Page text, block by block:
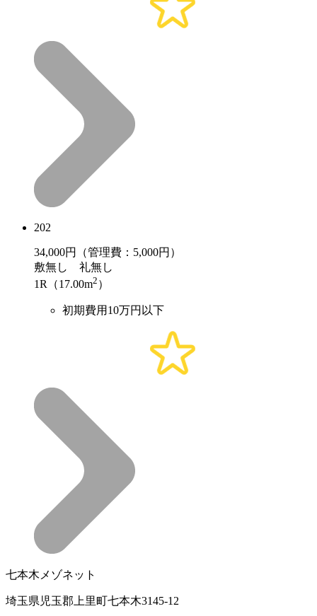
202
34,000円（管理費：5,000円）
敷無し 礼無し
1R（17.00m2 ）
初期費用10万円以下
七本木メゾネット
埼玉県児玉郡上里町七本木3145-12